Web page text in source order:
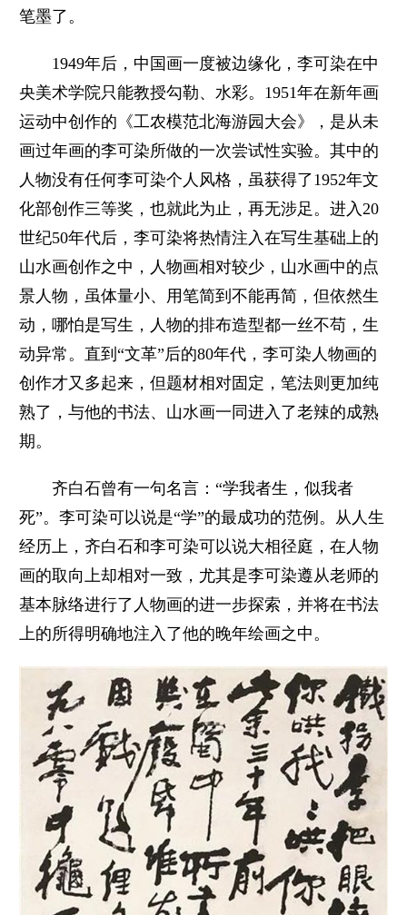
笔墨了。
1949年后，中国画一度被边缘化，李可染在中
央美术学院只能教授勾勒、水彩。1951年在新年画
运动中创作的《工农模范北海游园大会》，是从未
画过年画的李可染所做的一次尝试性实验。其中的
人物没有任何李可染个人风格，虽获得了1952年文
化部创作三等奖，也就此为止，再无涉足。进入20
世纪50年代后，李可染将热情注入在写生基础上的
山水画创作之中，人物画相对较少，山水画中的点
景人物，虽体量小、用笔简到不能再简，但依然生
动，哪怕是写生，人物的排布造型都一丝不苟，生
动异常。直到“文革”后的80年代，李可染人物画的
创作才又多起来，但题材相对固定，笔法则更加纯
熟了，与他的书法、山水画一同进入了老辣的成熟
期。
齐白石曾有一句名言：“学我者生，似我者
死”。李可染可以说是“学”的最成功的范例。从人生
经历上，齐白石和李可染可以说大相径庭，在人物
画的取向上却相对一致，尤其是李可染遵从老师的
基本脉络进行了人物画的进一步探索，并将在书法
上的所得明确地注入了他的晚年绘画之中。